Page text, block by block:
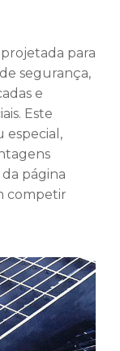
para
segurança,
e
Este
especial,
página
competir